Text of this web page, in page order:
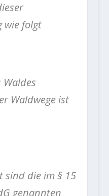
wie folgt
Waldes
Waldwege ist
sind die im § 15
genannten